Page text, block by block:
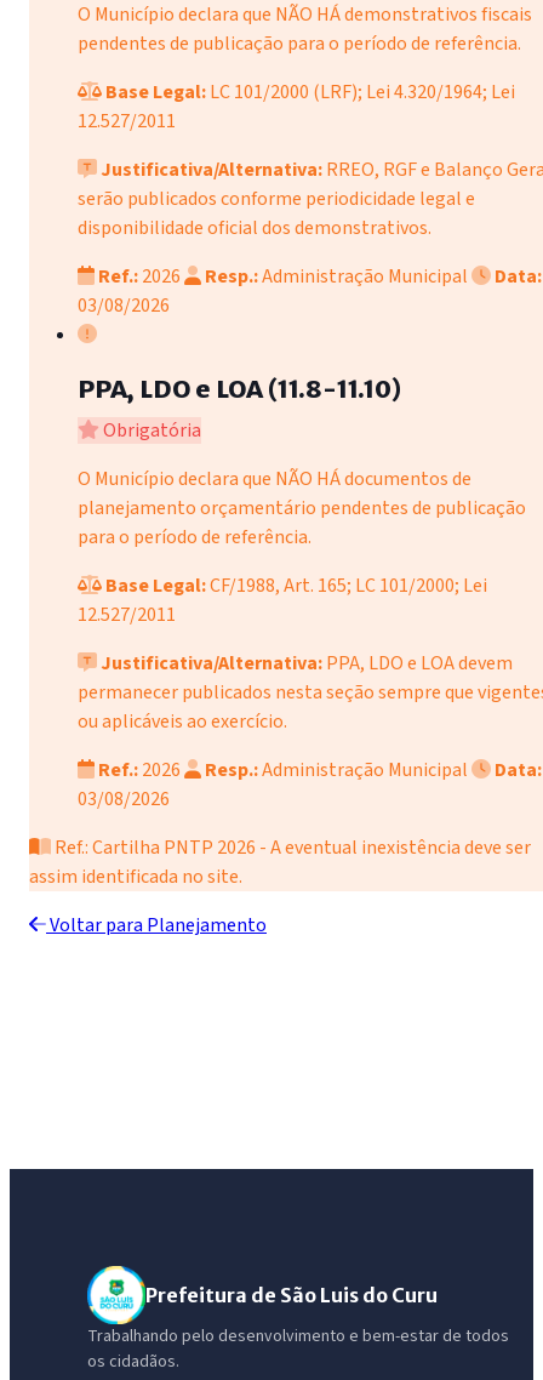
O Município declara que NÃO HÁ demonstrativos fiscais
pendentes de publicação para o período de referência.
Base Legal:LC 101/2000 (LRF); Lei 4.320/1964; Lei
12.527/2011
Justificativa/Alternativa:RREO, RGF e Balanço
serão publicados conforme periodicidade legal e
disponibilidade oficial dos demonstrativos.
Ref.:2026 Resp.:Administração Municipal
Data:
03/08/2026
PPA, LDO e LOA (11.8-11.10)
Obrigatória
O Município declara que NÃO HÁ documentos de
planejamento orçamentário pendentes de publicação
para o período de referência.
Base Legal:CF/1988, Art. 165; LC 101/2000; Lei
12.527/2011
Justificativa/Alternativa:PPA, LDO e LOA devem
permanecer publicados nesta seção sempre que
ou aplicáveis ao exercício.
Ref.:2026 Resp.:Administração Municipal
Data:
03/08/2026
Ref.: Cartilha PNTP 2026 - A eventual inexistência deve ser
assim identificada no site.
Voltar para Planejamento
Prefeitura de São Luis do Curu
Trabalhando pelo desenvolvimento e bem-estar de todos
os cidadãos.